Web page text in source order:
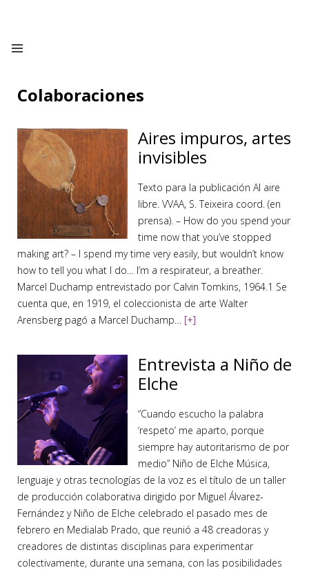
Colaboraciones
Aires impuros, artes
invisibles
Texto para la publicación Al aire
libre. VVAA, S. Teixeira coord. (en
prensa). – How do you spend your
time now that you’ve stopped
making art? – I spend my time very easily, but wouldn’t know
how to tell you what I do… I’m a respirateur, a breather.
Marcel Duchamp entrevistado por Calvin Tomkins, 1964.1 Se
cuenta que, en 1919, el coleccionista de arte Walter
Arensberg pagó a Marcel Duchamp… [+]
Entrevista a Niño de
Elche
“Cuando escucho la palabra
‘respeto’ me aparto, porque
siempre hay autoritarismo de por
medio” Niño de Elche Música,
lenguaje y otras tecnologías de la voz es el título de un taller
de producción colaborativa dirigido por Miguel Álvarez-
Fernández y Niño de Elche celebrado el pasado mes de
febrero en Medialab Prado, que reunió a 48 creadoras y
creadores de distintas disciplinas para experimentar
colectivamente, durante una semana, con las posibilidades